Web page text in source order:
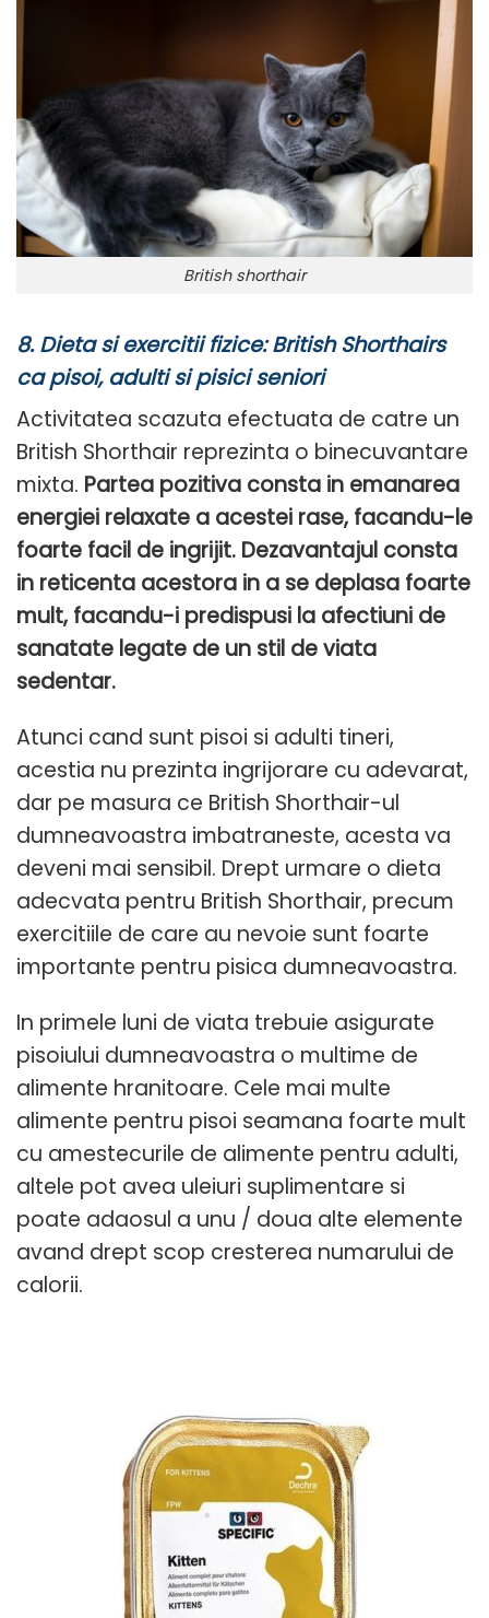
British shorthair
8.Dieta si exercitii fizice: British Shorthairs
ca pisoi, adulti si pisici seniori
Activitatea scazuta efectuata de catre un
British Shorthair reprezinta o binecuvantare
mixta. Partea pozitiva consta in emanarea
energiei relaxate a acestei rase, facandu-le
foarte facil de ingrijit. Dezavantajul consta
in reticenta acestora in a se deplasa foarte
mult, facandu-i predispusi la afectiuni de
sanatate legate de un stil de viata
sedentar.
Atunci cand sunt pisoi si adulti tineri,
acestia nu prezinta ingrijorare cu adevarat,
dar pe masura ce British Shorthair-ul
dumneavoastra imbatraneste, acesta va
deveni mai sensibil. Drept urmare o dieta
adecvata pentru British Shorthair, precum
exercitiile de care au nevoie sunt foarte
importante pentru pisica dumneavoastra.
In primele luni de viata trebuie asigurate
pisoiului dumneavoastra o multime de
alimente hranitoare. Cele mai multe
alimente pentru pisoi seamana foarte mult
cu amestecurile de alimente pentru adulti,
altele pot avea uleiuri suplimentare si
poate adaosul a unu / doua alte elemente
avand drept scop cresterea numarului de
calorii.